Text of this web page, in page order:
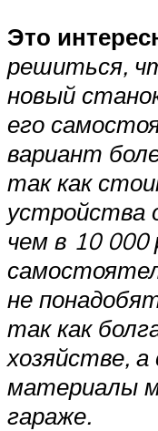
Это
решиться,
новый
его
вариант
так как
устройства
чем в 10 000
не
так как
хозяйстве,
материалы
гараже.